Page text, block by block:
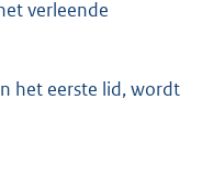
verleende
het eerste lid, wordt